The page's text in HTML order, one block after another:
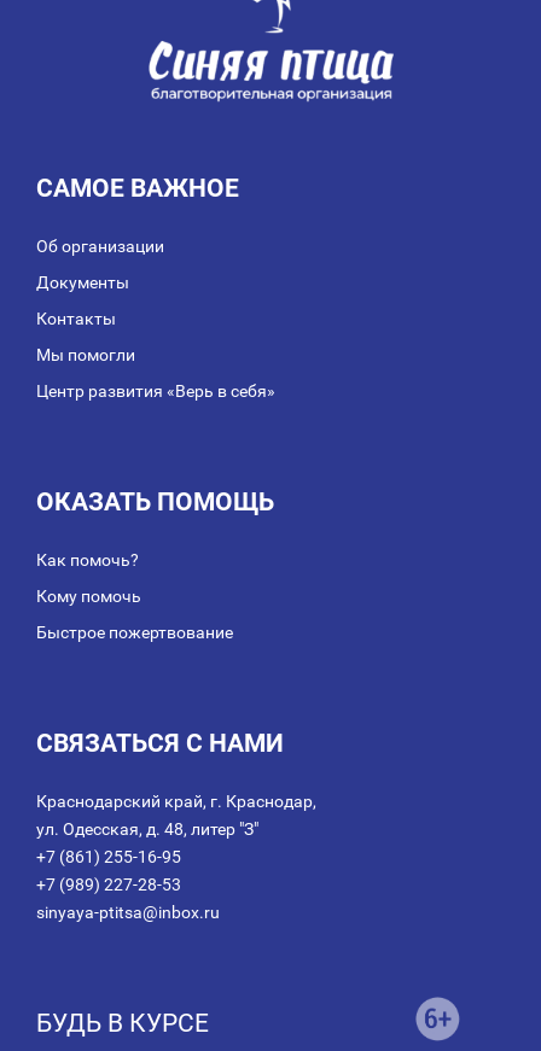
САМОЕ ВАЖНОЕ
Об организации
Документы
Контакты
Мы помогли
Центр развития «Верь в себя»
ОКАЗАТЬ ПОМОЩЬ
Как помочь?
Кому помочь
Быстрое пожертвование
СВЯЗАТЬСЯ С НАМИ
Краснодарский край, г. Краснодар,
ул. Одесская, д. 48, литер "З"
+7 (861) 255-16-95
+7 (989) 227-28-53
sinyaya-ptitsa@inbox.ru
БУДЬ В КУРСЕ